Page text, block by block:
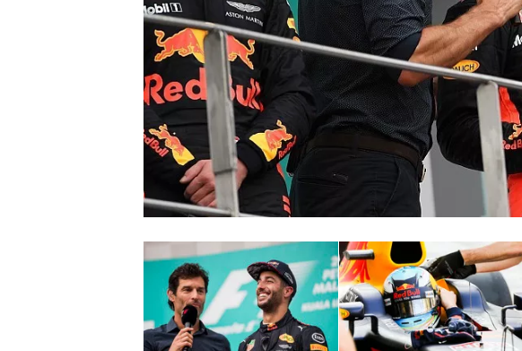
INDYCAR
WEC DTM